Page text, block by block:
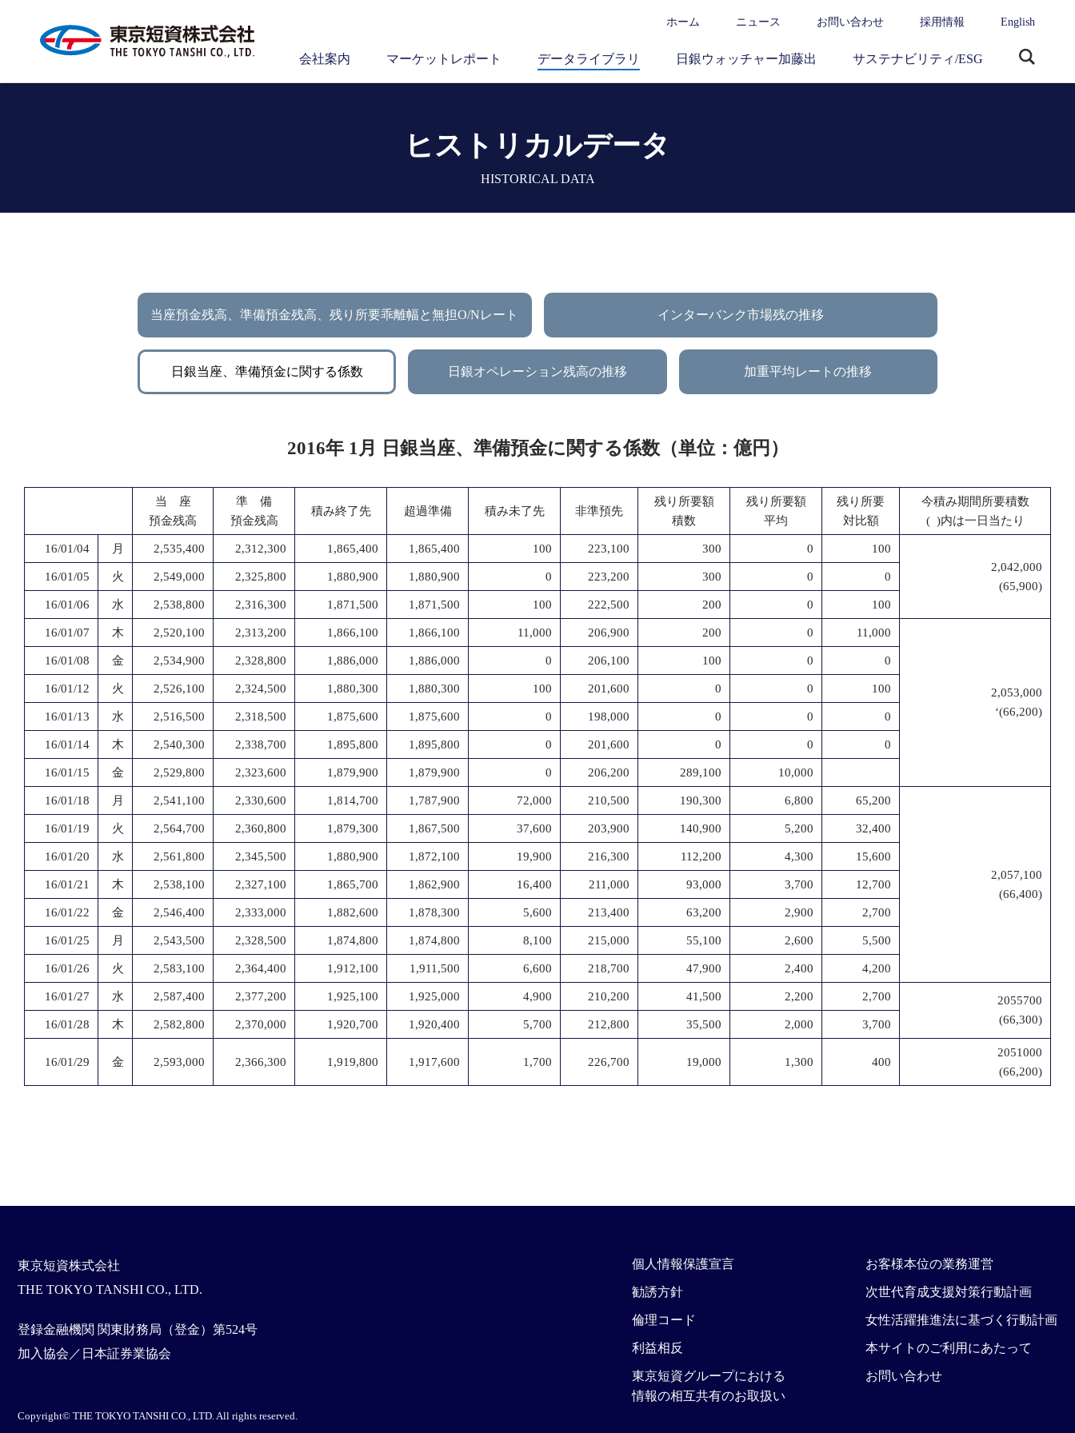
ホーム ニュース お問い合わせ 採用情報 English
会社案内 マーケットレポート データライブラリ 日銀ウォッチャー加藤出 サステナビリティ/ESG
ヒストリカルデータ
HISTORICAL DATA
当座預金残高、準備預金残高、残り所要乖離幅と無担O/Nレート インターバンク市場残の推移
日銀当座、準備預金に関する係数 日銀オペレーション残高の推移 加重平均レートの推移
2016年 1月 日銀当座、準備預金に関する係数（単位：億円）
当 座
預金残高
準 備
預金残高
積み終了先 超過準備 積み未了先 非準預先
残り所要額
積数
残り所要額
平均
残り所要
対比額
今積み期間所要積数
( )内は一日当たり
16/01/04 月 2,535,400 2,312,300 1,865,400 1,865,400 100 223,100 300 0
100
2,042,000
(65,900)
16/01/05 火 2,549,000 2,325,800 1,880,900 1,880,900 0 223,200 300 0 0
16/01/06 水 2,538,800 2,316,300 1,871,500 1,871,500 100 222,500 200 0 100
16/01/07 木 2,520,100 2,313,200 1,866,100 1,866,100 11,000 206,900 200 0 11,000
2,053,000
‘(66,200)
16/01/08 金 2,534,900 2,328,800 1,886,000 1,886,000 0 206,100 100 0 0
16/01/12 火 2,526,100 2,324,500 1,880,300 1,880,300 100 201,600 0 0 100
16/01/13 水 2,516,500 2,318,500 1,875,600 1,875,600 0 198,000 0 0 0
16/01/14 木 2,540,300 2,338,700 1,895,800 1,895,800 0 201,600 0 0 0
16/01/15 金 2,529,800 2,323,600 1,879,900 1,879,900 0 206,200 289,100 10,000
16/01/18 月 2,541,100 2,330,600 1,814,700 1,787,900 72,000 210,500 190,300 6,800 65,200
2,057,100
(66,400)
16/01/19 火 2,564,700 2,360,800 1,879,300 1,867,500 37,600 203,900 140,900 5,200 32,400
16/01/20 水 2,561,800 2,345,500 1,880,900 1,872,100 19,900 216,300 112,200 4,300 15,600
16/01/21 木 2,538,100 2,327,100 1,865,700 1,862,900 16,400 211,000 93,000 3,700 12,700
16/01/22 金 2,546,400 2,333,000 1,882,600 1,878,300 5,600 213,400 63,200 2,900 2,700
16/01/25 月 2,543,500 2,328,500 1,874,800 1,874,800 8,100 215,000 55,100 2,600 5,500
16/01/26 火 2,583,100 2,364,400 1,912,100 1,911,500 6,600 218,700 47,900 2,400 4,200
16/01/27 水 2,587,400 2,377,200 1,925,100 1,925,000 4,900 210,200 41,500 2,200 2,700
2055700
(66,300)
16/01/28 木 2,582,800 2,370,000 1,920,700 1,920,400 5,700 212,800 35,500 2,000 3,700
16/01/29 金 2,593,000 2,366,300 1,919,800 1,917,600 1,700 226,700 19,000 1,300 400
2051000
(66,200)
東京短資株式会社
THE TOKYO TANSHI CO., LTD.
登録金融機関 関東財務局（登金）第524号
加入協会／日本証券業協会
個人情報保護宣言
勧誘方針
倫理コード
利益相反
東京短資グループにおける
情報の相互共有のお取扱い
お客様本位の業務運営
次世代育成支援対策行動計画
女性活躍推進法に基づく行動計画
本サイトのご利用にあたって
お問い合わせ
Copyright© THE TOKYO TANSHI CO., LTD. All rights reserved.